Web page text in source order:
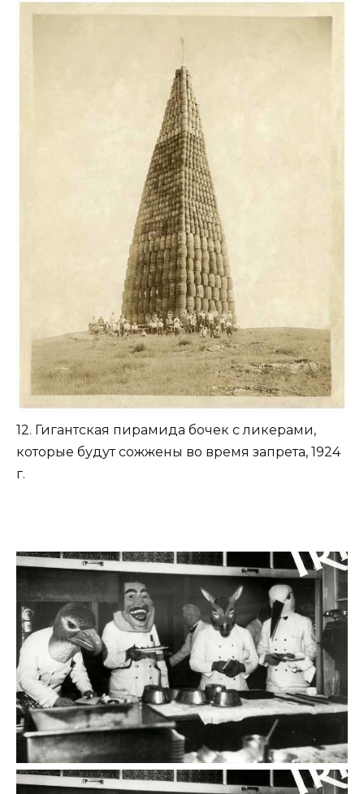
12. Гигантская пирамида бочек с ликерами,
которые будут сожжены во время запрета, 1924
г.